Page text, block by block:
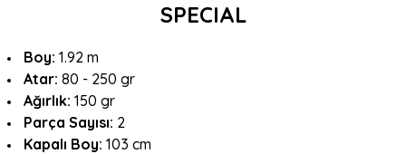
SPECIAL
Boy: 1.92 m
Atar: 80 - 250 gr
Ağırlık: 150 gr
Parça Sayısı: 2
Kapalı Boy: 103 cm